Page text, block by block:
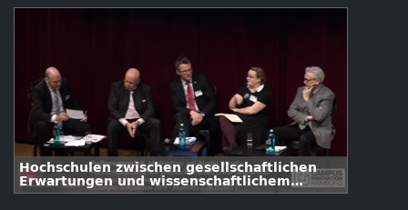
Hochschulen zwischen gesellschaftlichen
Erwartungen und wissenschaftlichem
Selbstverständnis